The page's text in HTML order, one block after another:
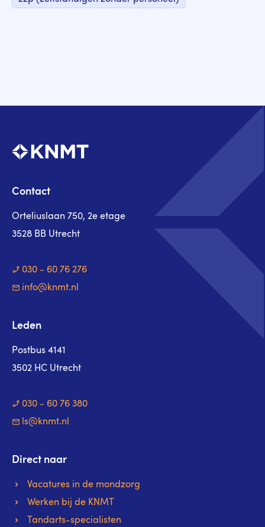
Contact
Orteliuslaan 750, 2e etage
3528 BB Utrecht
030 - 60 76 276
info@knmt.nl
Leden
Postbus 4141
3502 HC Utrecht
030 - 60 76 380
ls@knmt.nl
Direct naar
Vacatures in de mondzorg
Werken bij de KNMT
Tandarts-specialisten